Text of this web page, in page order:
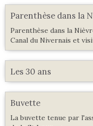
Parenthèse dans la
Parenthèse dans la
Canal du Nivernais et
Les 30 ans
Buvette
La buvette tenue par